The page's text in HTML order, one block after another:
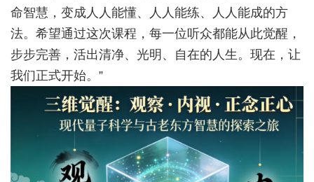
命智慧，变成人人能懂、人人能练、人人能成的方
法。希望通过这次课程，每一位听众都能从此觉醒，
步步完善，活出清净、光明、自在的人生。现在，让
我们正式开始。”